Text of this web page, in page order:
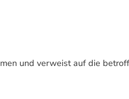
und verweist auf die